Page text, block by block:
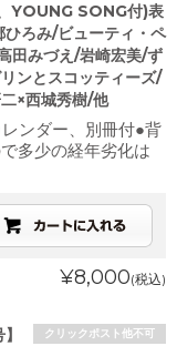
YOUNG SONG付)表
ろみ/ビューティ・ペ
田みづえ/岩崎宏美/ず
ンとスコッティーズ/
×西城秀樹/他
ンダー、別冊付●背
多少の経年劣化は
¥8,000(税込)
クリックポスト他不可